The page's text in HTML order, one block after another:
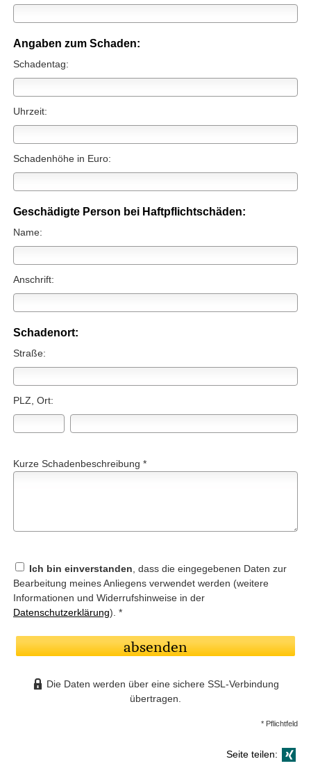
Angaben zum Schaden:
Schadentag:
Uhrzeit:
Schadenhöhe in Euro:
Geschädigte Person bei Haft­pflichtschäden:
Name:
Anschrift:
Schadenort:
Straße:
PLZ, Ort:
Kurze Schadenbeschreibung *
Ich bin einverstanden , dass die eingegebenen Daten zur
Bearbeitung meines Anliegens verwendet werden (weitere
Informationen und Widerrufshinweise in der
Datenschutzerklärung). *
absenden
Die Daten werden über eine sichere SSL-Verbindung
übertragen.
* Pflichtfeld
Seite teilen: